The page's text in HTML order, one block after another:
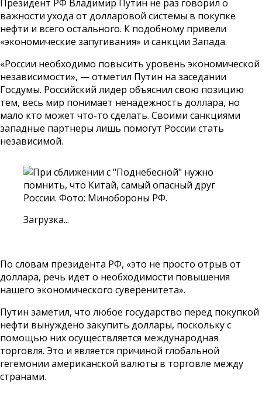
Президент РФ Владимир Путин не раз говорил о
важности ухода от долларовой системы в покупке
нефти и всего остального. К подобному привели
«экономические запугивания» и санкции Запада.
«России необходимо повысить уровень экономической
независимости», — отметил Путин на заседании
Госдумы. Российский лидер объяснил свою позицию
тем, весь мир понимает ненадежность доллара, но
мало кто может что-то сделать. Своими санкциями
западные партнеры лишь помогут России стать
независимой.
Загрузка...
По словам президента РФ, «это не просто отрыв от
доллара, речь идет о необходимости повышения
нашего экономического суверенитета».
Путин заметил, что любое государство перед покупкой
нефти вынуждено закупить доллары, поскольку с
помощью них осуществляется международная
торговля. Это и является причиной глобальной
гегемонии американской валюты в торговле между
странами.